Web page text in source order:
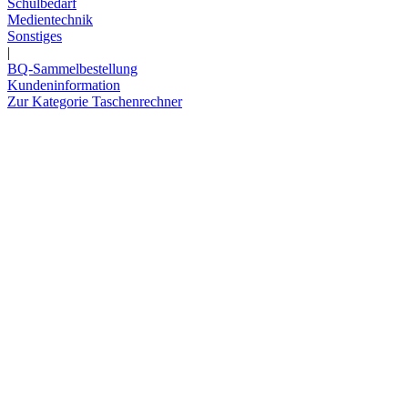
Schulbedarf
Medientechnik
Sonstiges
|
BQ-Sammelbestellung
Kundeninformation
Zur Kategorie Taschenrechner